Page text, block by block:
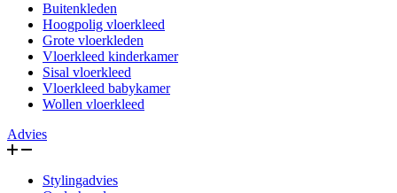
Buitenkleden
Hoogpolig vloerkleed
Grote vloerkleden
Vloerkleed kinderkamer
Sisal vloerkleed
Vloerkleed babykamer
Wollen vloerkleed
Advies
Stylingadvies